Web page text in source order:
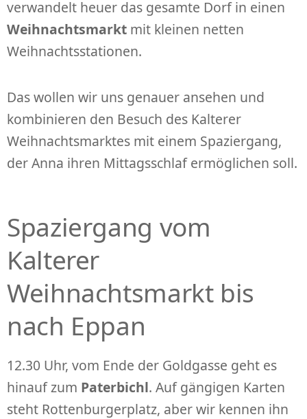
verwandelt heuer das gesamte Dorf in einen
Weihnachtsmarkt mit kleinen netten
Weihnachtsstationen.
Das wollen wir uns genauer ansehen und
kombinieren den Besuch des Kalterer
Weihnachtsmarktes mit einem Spaziergang,
der Anna ihren Mittagsschlaf ermöglichen soll.
Spaziergang vom
Kalterer
Weihnachtsmarkt bis
nach Eppan
12.30 Uhr, vom Ende der Goldgasse geht es
hinauf zum Paterbichl. Auf gängigen Karten
steht Rottenburgerplatz, aber wir kennen ihn